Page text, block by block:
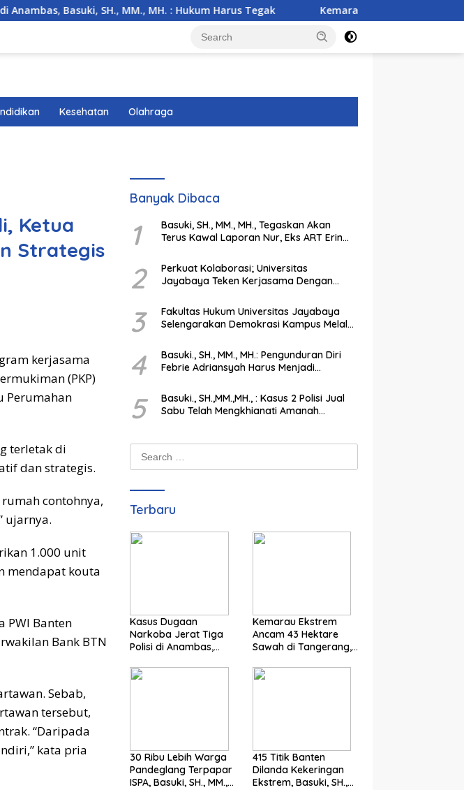
SH., MM., MH. : Hukum Harus Tegak Kemarau Ekstrem Ancam 43 Hektare
Kesehatan Olahraga
Ketua
Strategis
kerjasama
(PKP)
Perumahan
terletak di
dan strategis.
contohnya,
ujarnya.
1.000 unit
mendapat kouta
PWI Banten
Bank BTN
Sebab,
tersebut,
“Daripada
kata pria
Banyak Dibaca
1
Basuki, SH., MM., MH., Tegaskan Akan
Terus Kawal Laporan Nur, Eks ART Erin
2
Perkuat Kolaborasi; Universitas
Jayabaya Teken Kerjasama Dengan
Kandangan Kalsel
3
Fakultas Hukum Universitas Jayabaya
Selengarakan Demokrasi Kampus Melalui
4
Basuki., SH., MM., MH.: Pengunduran Diri
Febrie Adriansyah Harus Menjadi
Penegakan Hukum
5
Basuki., SH.,MM.,MH., : Kasus 2 Polisi Jual
Sabu Telah Mengkhianati Amanah
Search
for:
Terbaru
Kasus Dugaan
Narkoba Jerat Tiga
Polisi di Anambas,
Hukum Harus Tegak
Kemarau Ekstrem
Ancam 43 Hektare
Sawah di Tangerang,
Dorong Langkah
30 Ribu Lebih Warga
Pandeglang Terpapar
ISPA, Basuki, SH., MM.,
415 Titik Banten
Dilanda Kekeringan
Ekstrem, Basuki, SH.,